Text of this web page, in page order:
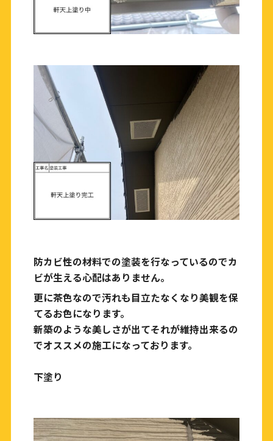
防カビ性の材料での塗装を行なっているのでカ
ビが生える心配はありません。
更に茶色なので汚れも目立たなくなり美観を保
てるお色になります。
新築のような美しさが出てそれが維持出来るの
でオススメの施工になっております。
下塗り